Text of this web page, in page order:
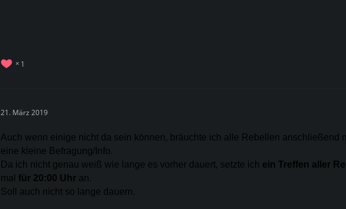
1
21. März 2019
Auch wenn einige nicht da sein können, bräuchte ich alle Rebellen anschließend
eine kleine Befragung/Info.
Da ich nicht genau weiß wie lange es vorher dauert, setzte ich ein Treffen aller
mal für 20:00 Uhr an.
Soll auch nicht so lange dauern.